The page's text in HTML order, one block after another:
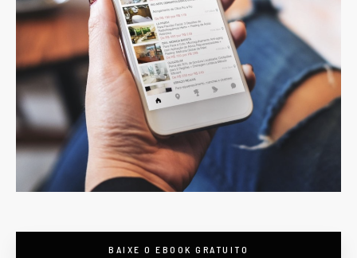
BAIXE O EBOOK GRATUITO